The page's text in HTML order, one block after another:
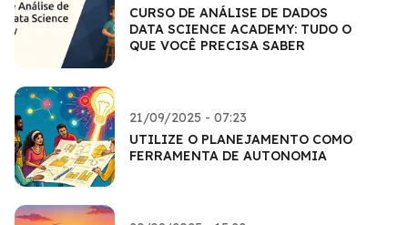
CURSO DE ANÁLISE DE DADOS
DATA SCIENCE ACADEMY: TUDO O
QUE VOCÊ PRECISA SABER
21/09/2025 - 07:23
UTILIZE O PLANEJAMENTO COMO
FERRAMENTA DE AUTONOMIA